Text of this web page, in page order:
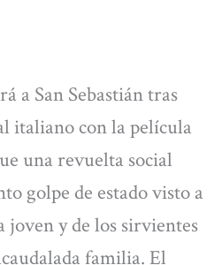
a San Sebastián tras
italiano con la película
una revuelta social
golpe de estado visto a
joven y de los sirvientes
familia. El